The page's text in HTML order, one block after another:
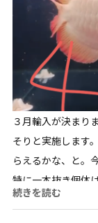
３月輸入が決まり
そりと実施します
らえるかな、と。
特に一本抜き個体は
続きを読む